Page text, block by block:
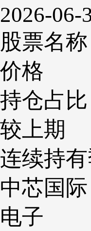
2026-06-
股票名称
价格
持仓占比
较上期
连续持
中芯国际
电子